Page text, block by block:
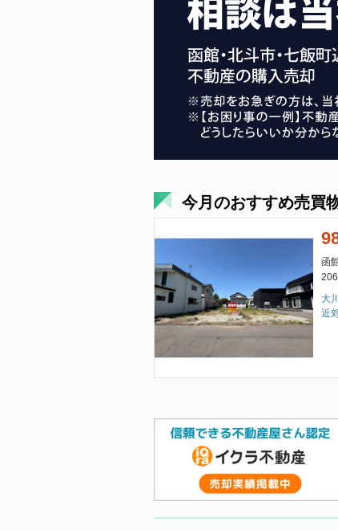
今月のおすすめ売買
函
大
近